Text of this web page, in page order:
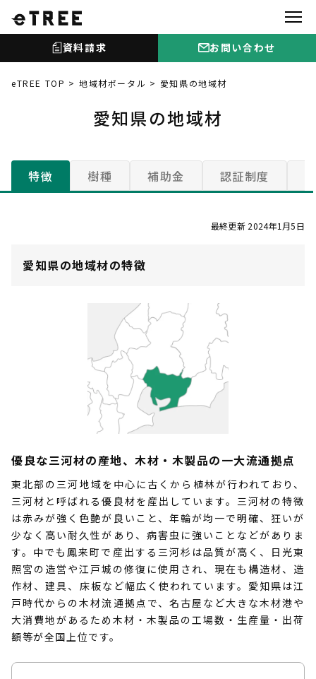
資料請求 お問い合わせ
eTREE TOP 地域材ポータル 愛知県の地域材
愛知県の地域材
特徴 樹種 補助金 認証制度
最終更新 2024年1月5日
愛知県の地域材の特徴
優良な三河材の産地、木材・木製品の一大流通拠点
東北部の三河地域を中心に古くから植林が行われており、
三河材と呼ばれる優良材を産出しています。三河材の特徴
は赤みが強く色艶が良いこと、年輪が均一で明確、狂いが
少なく高い耐久性があり、病害虫に強いことなどがありま
す。中でも鳳来町で産出する三河杉は品質が高く、日光東
照宮の造営や江戸城の修復に使用され、現在も構造材、造
作材、建具、床板など幅広く使われています。愛知県は江
戸時代からの木材流通拠点で、名古屋など大きな木材港や
大消費地があるため木材・木製品の工場数・生産量・出荷
額等が全国上位です。